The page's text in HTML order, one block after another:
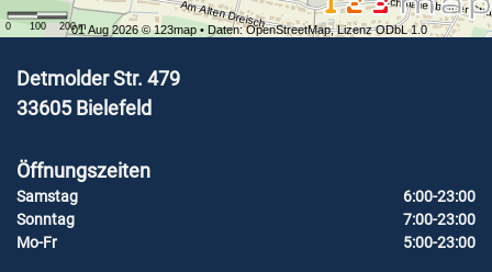
Schmallenberger
Am Alten Dreisch
0 100 200 m
01 Aug 2026 ©123map • Daten:OpenStreetMap,Lizenz ODbL 1.0
Detmolder Str. 479
33605 Bielefeld
Öffnungszeiten
Samstag
6:00-23:00
Sonntag
7:00-23:00
Mo-Fr
5:00-23:00